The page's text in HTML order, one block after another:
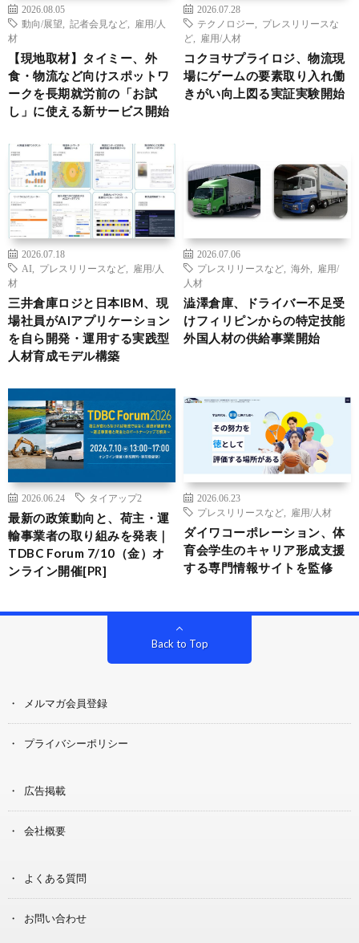
2026.08.05
動向/展望
記者会見など
雇用/人
材
【現地取材】タイミー、外
食・物流など向けスポットワ
ークを長期就労前の「お試
し」に使える新サービス開始
2026.07.28
テクノロジー
プレスリリースな
ど
雇用/人材
コクヨサプライロジ、物流現
場にゲームの要素取り入れ働
きがい向上図る実証実験開始
2026.07.18
AI
プレスリリースなど
雇用/人
材
三井倉庫ロジと日本IBM、現
場社員がAIアプリケーション
を自ら開発・運用する実践型
人材育成モデル構築
2026.07.06
プレスリリースなど
海外
雇用/
人材
澁澤倉庫、ドライバー不足受
けフィリピンからの特定技能
外国人材の供給事業開始
2026.06.24 タイアップ2
最新の政策動向と、荷主・運
輸事業者の取り組みを発表｜
TDBC Forum 7/10（金）オ
ンライン開催[PR]
2026.06.23
プレスリリースなど
雇用/人材
ダイワコーポレーション、体
育会学生のキャリア形成支援
する専門情報サイトを監修
Back to Top
メルマガ会員登録
プライバシーポリシー
広告掲載
会社概要
よくある質問
お問い合わせ